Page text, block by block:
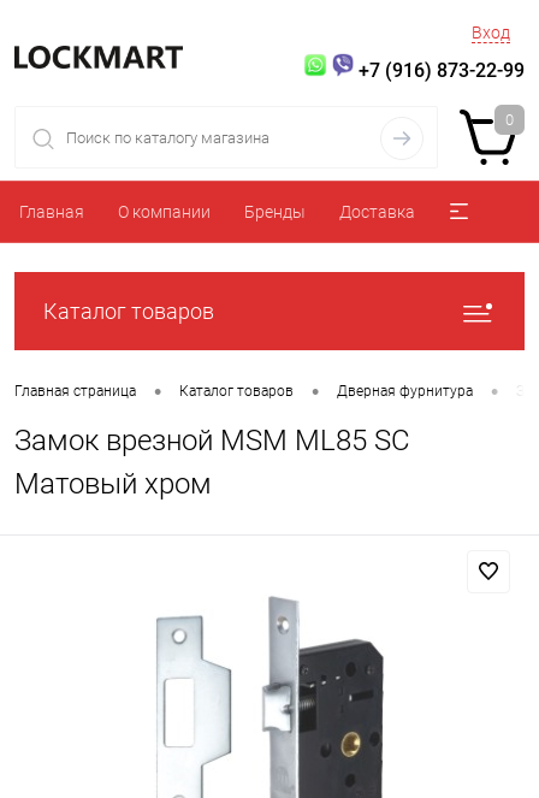
Вход
+7 (916) 873-22-99
0
Главная О компании Бренды Доставка
Каталог товаров
Главная страница • Каталог товаров • Дверная фурнитура •
Замок врезной MSM ML85 SC
Матовый хром